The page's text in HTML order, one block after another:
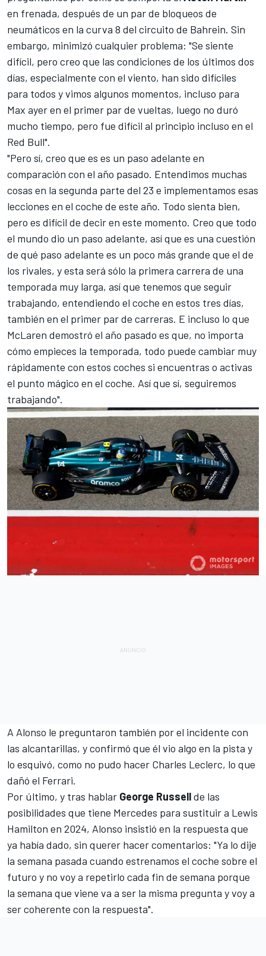
en frenada, después de un par de bloqueos de
neumáticos en la curva 8 del circuito de Bahrein. Sin
embargo, minimizó cualquier problema: "Se siente
difícil, pero creo que las condiciones de los últimos dos
días, especialmente con el viento, han sido difíciles
para todos y vimos algunos momentos, incluso para
Max ayer en el primer par de vueltas, luego no duró
mucho tiempo, pero fue difícil al principio incluso en el
Red Bull".
"Pero sí, creo que es es un paso adelante en
comparación con el año pasado. Entendimos muchas
cosas en la segunda parte del 23 e implementamos esas
lecciones en el coche de este año. Todo sienta bien,
pero es difícil de decir en este momento. Creo que todo
el mundo dio un paso adelante, así que es una cuestión
de qué paso adelante es un poco más grande que el de
los rivales, y esta será sólo la primera carrera de una
temporada muy larga, así que tenemos que seguir
trabajando, entendiendo el coche en estos tres días,
también en el primer par de carreras. E incluso lo que
McLaren demostró el año pasado es que, no importa
cómo empieces la temporada, todo puede cambiar muy
rápidamente con estos coches si encuentras o activas
el punto mágico en el coche. Así que sí, seguiremos
trabajando".
A Alonso le preguntaron también por el incidente con
las alcantarillas, y confirmó que él vio algo en la pista y
lo esquivó, como no pudo hacer Charles Leclerc, lo que
dañó el Ferrari.
Por último, y tras hablar George Russellde las
posibilidades que tiene Mercedes para sustituir a Lewis
Hamilton en 2024, Alonso insistió en la respuesta que
ya había dado, sin querer hacer comentarios: "Ya lo dije
la semana pasada cuando estrenamos el coche sobre el
futuro y no voy a repetirlo cada fin de semana porque
la semana que viene va a ser la misma pregunta y voy a
ser coherente con la respuesta".